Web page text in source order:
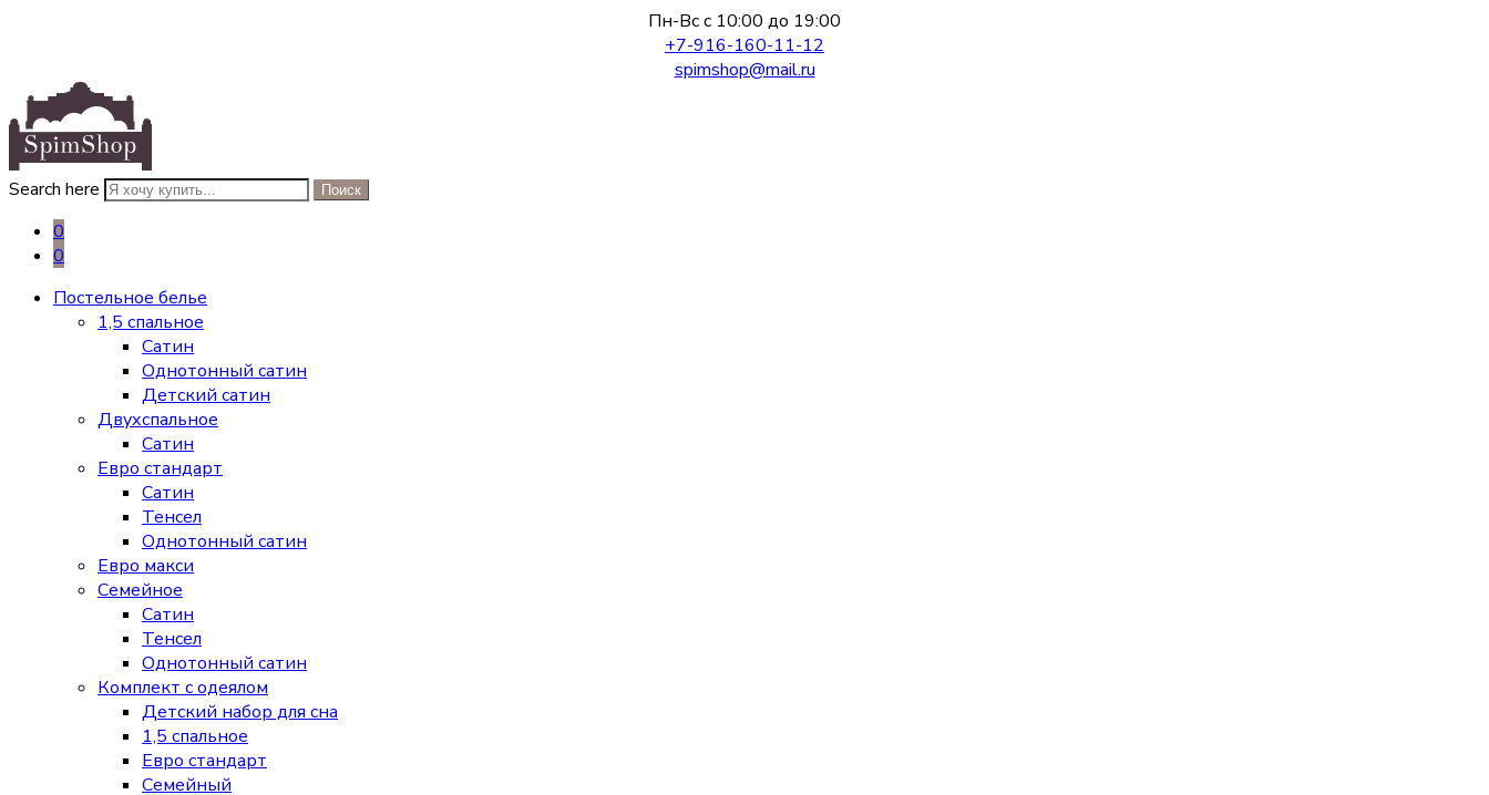
Пн-Вс с 10:00 до 19:00
+7-916-160-11-12
spimshop@mail.ru
Search here Поиск
0
0
Постельное белье
1,5 спальное
Сатин
Однотонный сатин
Детский сатин
Двухспальное
Сатин
Евро стандарт
Сатин
Тенсел
Однотонный сатин
Евро макси
Семейное
Сатин
Тенсел
Однотонный сатин
Комплект с одеялом
Детский набор для сна
1,5 спальное
Евро стандарт
Семейный